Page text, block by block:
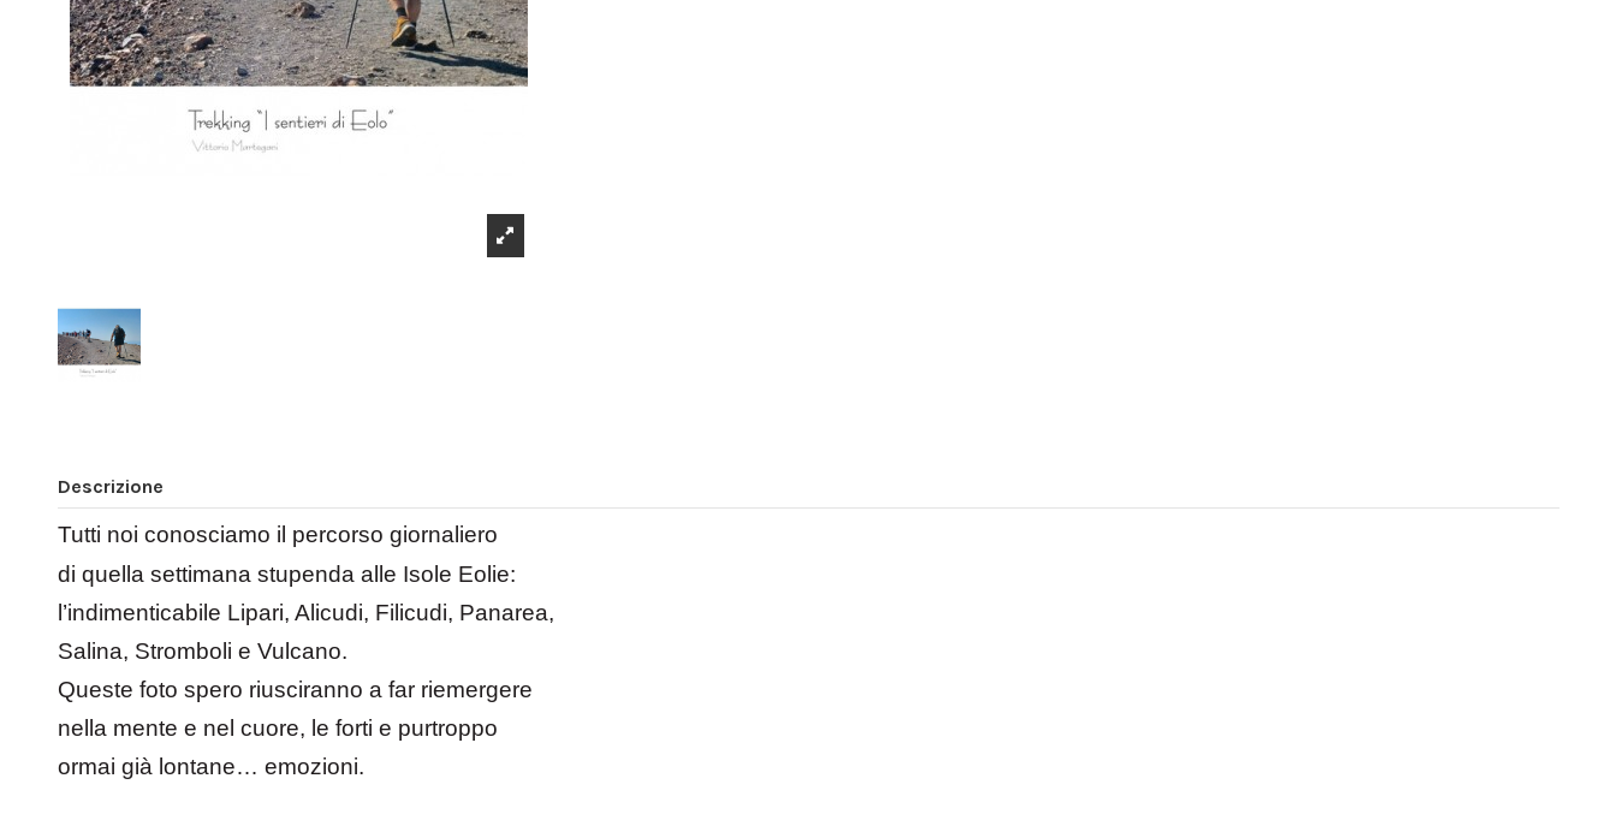
Descrizione
Tutti noi conosciamo il percorso giornaliero
di quella settimana stupenda alle Isole Eolie:
l’indimenticabile Lipari, Alicudi, Filicudi, Panarea,
Salina, Stromboli e Vulcano.
Queste foto spero riusciranno a far riemergere
nella mente e nel cuore, le forti e purtroppo
ormai già lontane… emozioni.